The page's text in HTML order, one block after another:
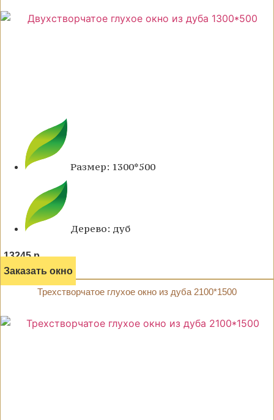
Размер: 1300*500
Дерево: дуб
13245 р.
Заказать окно
Трехстворчатое глухое окно из дуба 2100*1500